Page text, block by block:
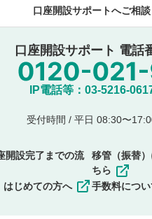
本動画コンテンツとは無関係の内
他者への誹謗中傷や差別的表現投
公序良俗に反する内容の投稿
氏名、住所、電話番号など個人を
他のサイトへの誘導や営利目的、
他者の権利（商標、著作権、その
同一内容の多重投稿
その他当社が不適切と判断した投
稿した評価およびコメントの変更
口座開設サポートへご相談
口座開設サポート 電話
IP電話等：03-5216-
受付時間 / 平日 08:30〜
開設完了までの流
はじめての方へ
移管（振替
ちら
手数料につい